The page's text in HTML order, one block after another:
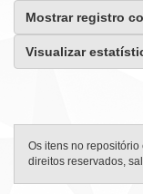
Mostrar registro
Visualizar
Os itens no
direitos reservados,